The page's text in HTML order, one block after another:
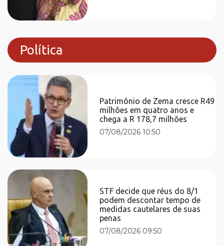
Política
Patrimônio de Zema cresce R49
milhões em quatro anos e
chega a R 178,7 milhões
07/08/2026 10:50
STF decide que réus do 8/1
podem descontar tempo de
medidas cautelares de suas
penas
07/08/2026 09:50